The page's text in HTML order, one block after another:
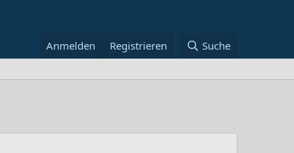
Anmelden Registrieren Suche